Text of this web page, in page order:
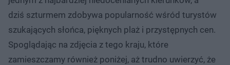
dziś szturmem zdobywa popularność wśród turystów
szukających słońca, pięknych plaż i przystępnych cen.
Spoglądając na zdjęcia z tego kraju, które
zamieszczamy również poniżej, aż trudno uwierzyć, że